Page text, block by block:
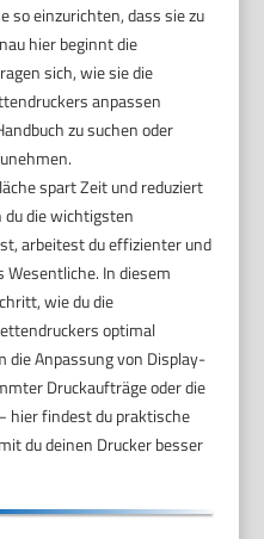
so einzurichten, dass sie zu
hier beginnt die
sich, wie sie die
anpassen
zu suchen oder
spart Zeit und reduziert
du die wichtigsten
arbeitest du effizienter und
In diesem
wie du die
optimal
die Anpassung von Display-
Druckaufträge oder die
hier findest du praktische
du deinen Drucker besser